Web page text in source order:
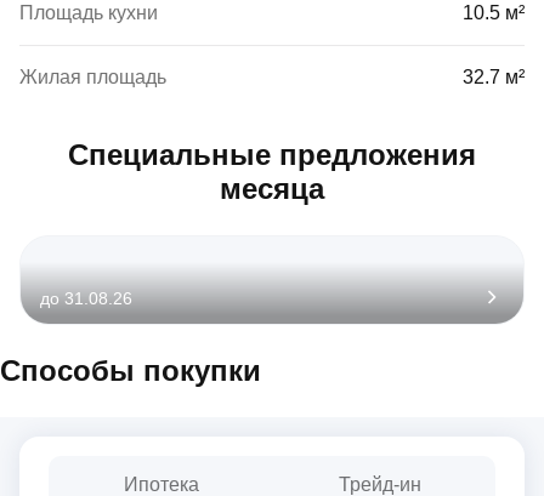
Площадь кухни 10.5 м²
Жилая площадь 32.7 м²
Специальные предложения
месяца
до 31.08.26
Способы покупки
Ипотека Трейд-ин